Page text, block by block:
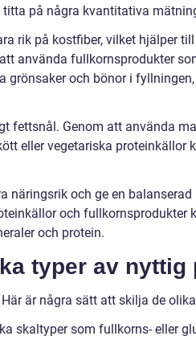
på några kvantitativa
rik på kostfiber, vilket hjälper
använda fullkornsprodukter
grönsaker och bönor i
fettsnål. Genom att använda
eller vegetariska proteinkällor
näringsrik och ge en
och fullkornsprodukter
och protein.
typer av nyttig
är några sätt att skilja de
skaltyper som fullkorns- eller